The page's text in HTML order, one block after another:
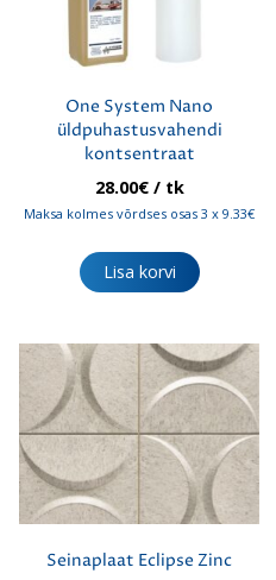
One System Nano
üldpuhastusvahendi
kontsentraat
28.00€/ tk
Maksa kolmes võrdses osas 3 x 9.33€
Lisa korvi
Seinaplaat Eclipse Zinc